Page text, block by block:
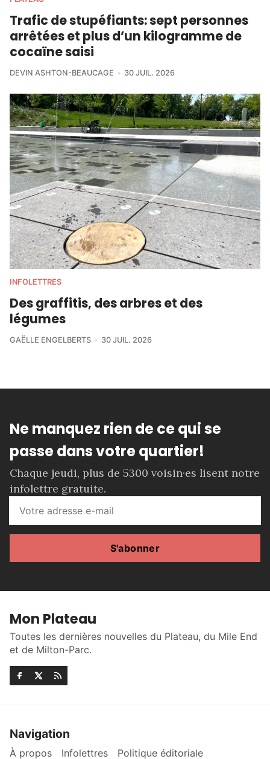
Trafic de stupéfiants: sept personnes
arrêtées et plus d’un kilogramme de
cocaïne saisi
DEVIN ASHTON-BEAUCAGE 30 JUIL. 2026
INFOLETTRES
Des graffitis, des arbres et des
légumes
GAËLLE ENGELBERTS 30 JUIL. 2026
Ne manquez rien de ce qui se
passe dans votre quartier!
Chaque jeudi, plus de 5300 voisin·es lisent notre
infolettre gratuite.
S'abonner
Mon Plateau
Toutes les dernières nouvelles du Plateau, du Mile End
et de Milton-Parc.
Navigation
À propos Infolettres Politique éditoriale